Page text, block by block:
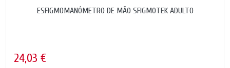
ESFIGMOMANÓMETRO DE MÃO SFIGMOTEK ADULTO
24,03 €